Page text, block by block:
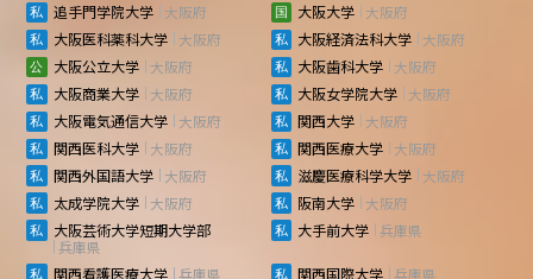
追手門学院大学
大阪府 大阪大学 大阪府
大阪医科薬科大学
大阪府 大阪経済法科大学 大阪府
大阪公立大学
大阪府 大阪歯科大学 大阪府
大阪商業大学
大阪府 大阪女学院大学 大阪府
大阪電気通信大学
大阪府 関西大学 大阪府
関西医科大学
大阪府 関西医療大学 大阪府
関西外国語大学
大阪府 滋慶医療科学大学 大阪府
太成学院大学
大阪府 阪南大学 大阪府
大阪芸術大学短期大学部
兵庫県
大手前大学 兵庫県
関西看護医療大学 兵庫県 関西国際大学 兵庫県